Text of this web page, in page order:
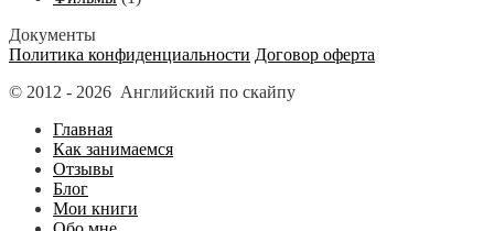
Документы
Политика конфиденциальности Договор оферта
© 2012 - 2026 Английский по скайпу
Главная
Как занимаемся
Отзывы
Блог
Мои книги